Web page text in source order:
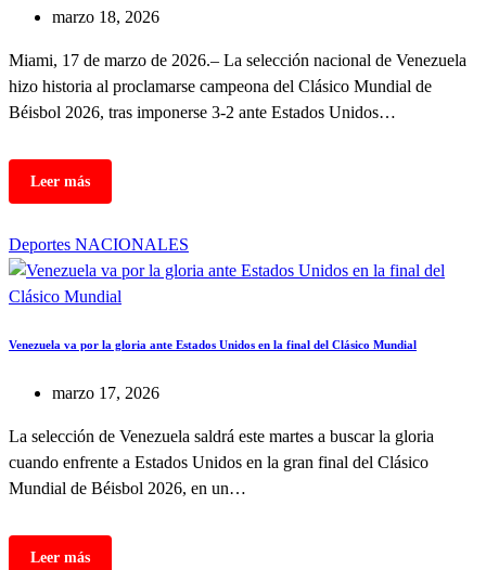
marzo 18, 2026
Miami, 17 de marzo de 2026.– La selección nacional de Venezuela
hizo historia al proclamarse campeona del Clásico Mundial de
Béisbol 2026, tras imponerse 3-2 ante Estados Unidos…
Deportes NACIONALES
Venezuela va por la gloria ante Estados Unidos en la final del Clásico Mundial
marzo 17, 2026
La selección de Venezuela saldrá este martes a buscar la gloria
cuando enfrente a Estados Unidos en la gran final del Clásico
Mundial de Béisbol 2026, en un…